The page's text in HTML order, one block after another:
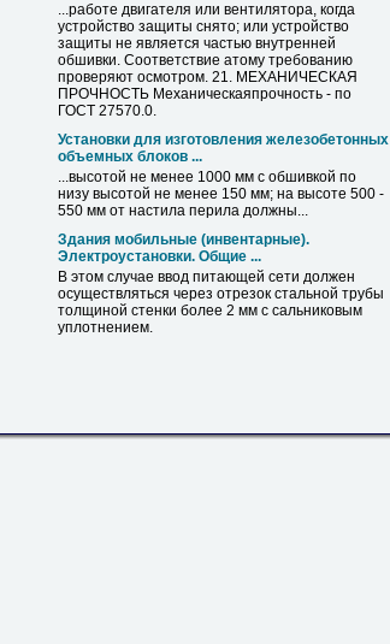
...работе двигателя или вентилятора, когда
устройство защиты снято; или устройство
защиты не является частью внутренней
обшивки. Соответствие атому требованию
проверяют осмотром. 21. МЕХАНИЧЕСКАЯ
ПРОЧНОСТЬ Механическаяпрочность - по
ГОСТ 27570.0.
Установки для изготовления железобетонных
объемных блоков ...
...высотой не менее 1000 мм с обшивкой по
низу высотой не менее 150 мм; на высоте 500 -
550 мм от настила перила должны...
Здания мобильные (инвентарные).
Электроустановки. Общие ...
В этом случае ввод питающей сети должен
осуществляться через отрезок стальной трубы
толщиной стенки более 2 мм с сальниковым
уплотнением.